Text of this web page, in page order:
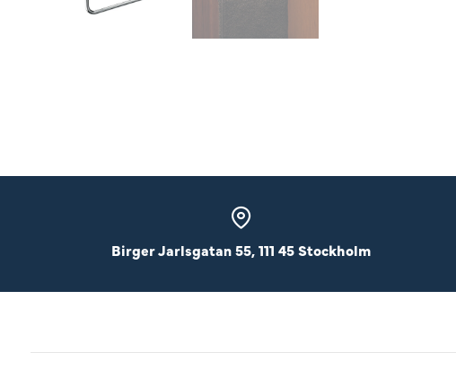
Birger Jarlsgatan 55, 111 45 Stockholm